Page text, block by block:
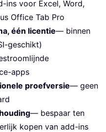
ins voor Excel, Word,
Office Tab Pro
één licentie— binnen
geschikt)
apps
proefversie— geen
— bespaar ten
kopen van add-ins